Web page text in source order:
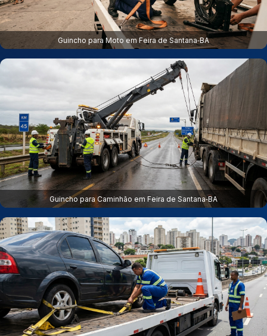
Guincho para Moto em Feira de Santana‑BA
Guincho para Caminhão em Feira de Santana‑BA